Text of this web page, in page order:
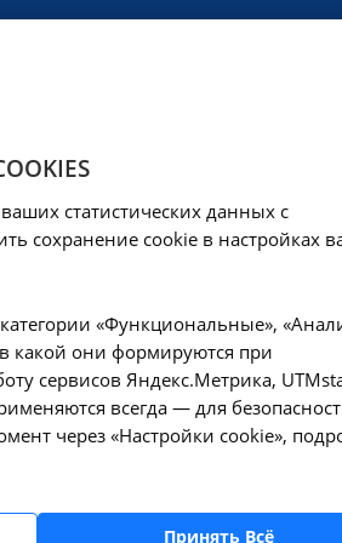
в крови
Исследование уровня калия в крови -
на сайте, мы свяжемся с
статистических данных с
сохранение cookie в настройках
«Функциональные»,
какой они формируются при
сервисов Яндекс.Метрика,
всегда — для
через «Настройки cookie»,
Принять Всё